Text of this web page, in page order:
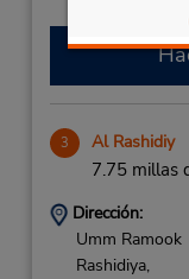
3 Al Rashidiy
7.75 millas
Dirección:
Umm Ramook
Rashidiya,